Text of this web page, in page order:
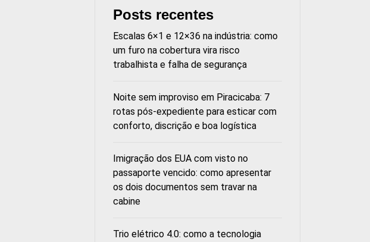
Posts recentes
Escalas 6×1 e 12×36 na indústria: como
um furo na cobertura vira risco
trabalhista e falha de segurança
Noite sem improviso em Piracicaba: 7
rotas pós-expediente para esticar com
conforto, discrição e boa logística
Imigração dos EUA com visto no
passaporte vencido: como apresentar
os dois documentos sem travar na
cabine
Trio elétrico 4.0: como a tecnologia